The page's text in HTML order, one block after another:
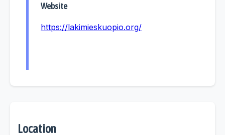
Website
https://lakimieskuopio.org/
Location